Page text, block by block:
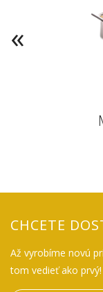
CHCETE
Až vyrobíme novú
tom vedieť ako prvý!